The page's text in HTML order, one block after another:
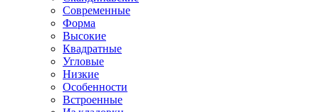
Современные
Форма
Высокие
Квадратные
Угловые
Низкие
Особенности
Встроенные